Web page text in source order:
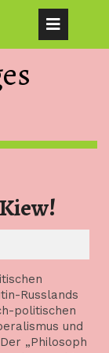
Russlands
politischen
und
„Philosoph